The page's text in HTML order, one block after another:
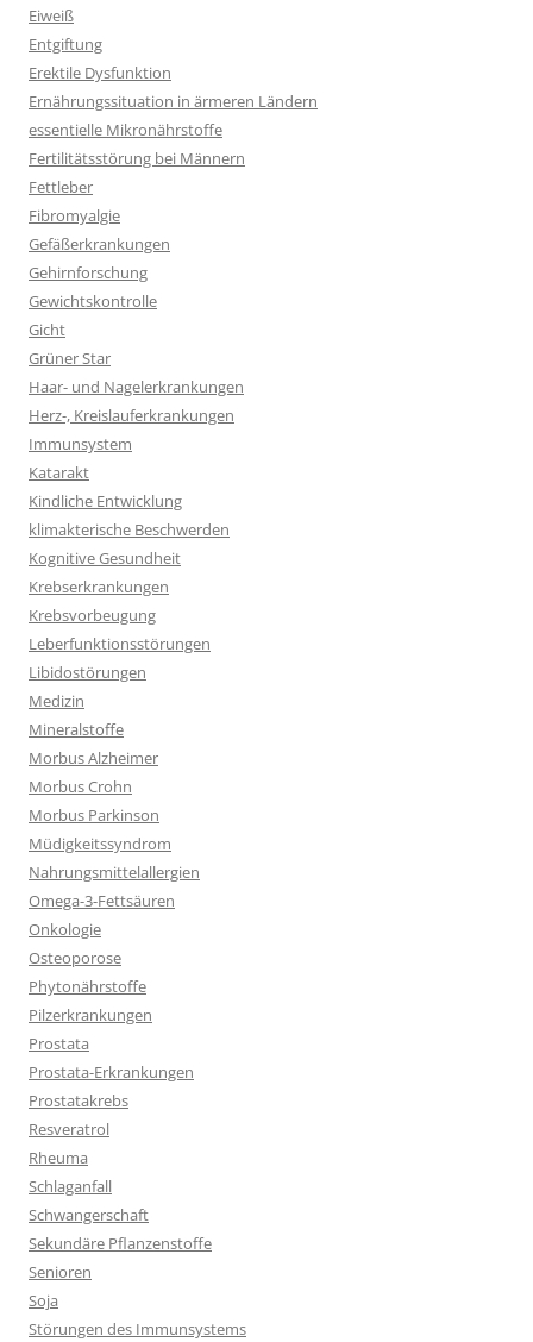
Eiweiß
Entgiftung
Erektile Dysfunktion
Ernährungssituation in ärmeren Ländern
essentielle Mikronährstoffe
Fertilitätsstörung bei Männern
Fettleber
Fibromyalgie
Gefäßerkrankungen
Gehirnforschung
Gewichtskontrolle
Gicht
Grüner Star
Haar- und Nagelerkrankungen
Herz-, Kreislauferkrankungen
Immunsystem
Katarakt
Kindliche Entwicklung
klimakterische Beschwerden
Kognitive Gesundheit
Krebserkrankungen
Krebsvorbeugung
Leberfunktionsstörungen
Libidostörungen
Medizin
Mineralstoffe
Morbus Alzheimer
Morbus Crohn
Morbus Parkinson
Müdigkeitssyndrom
Nahrungsmittelallergien
Omega-3-Fettsäuren
Onkologie
Osteoporose
Phytonährstoffe
Pilzerkrankungen
Prostata
Prostata-Erkrankungen
Prostatakrebs
Resveratrol
Rheuma
Schlaganfall
Schwangerschaft
Sekundäre Pflanzenstoffe
Senioren
Soja
Störungen des Immunsystems